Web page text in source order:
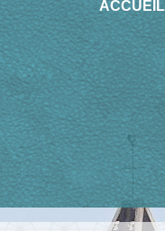
ACCUEIL